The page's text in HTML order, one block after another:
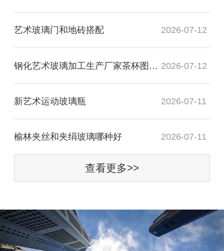
艺术玻璃门和地砖搭配 2026-07-12
钢化艺术玻璃加工生产厂家茶杯图片高清 2026-07-12
新艺术运动玻璃瓶 2026-07-11
榆林夹丝和夹绢玻璃哪种好 2026-07-11
查看更多>>